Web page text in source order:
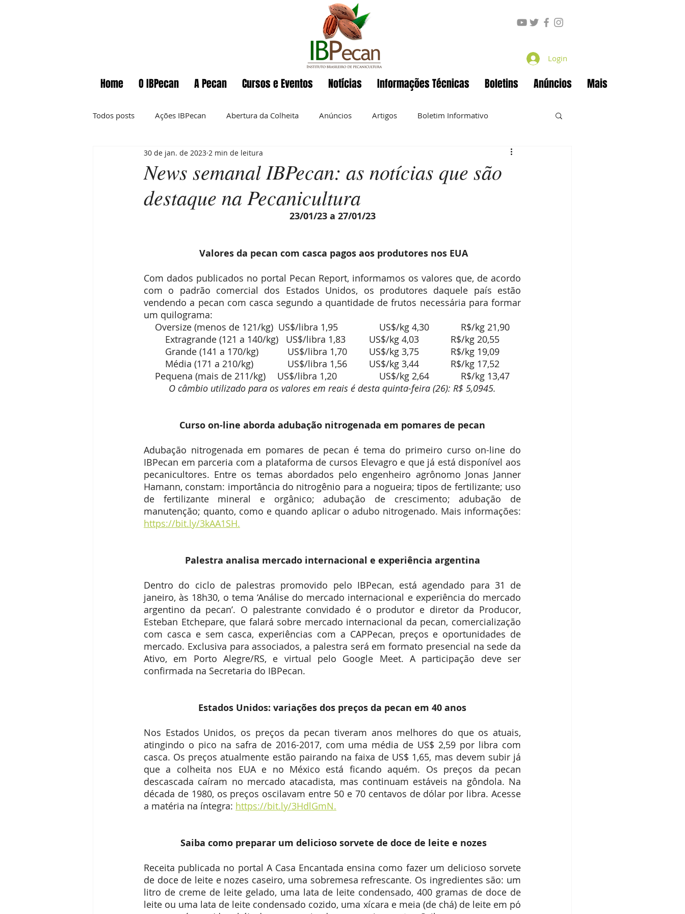
Login
Home O IBPecan A Pecan Cursos e Eventos Notícias Informações Técnicas Boletins Anúncios Mais
Todos posts Ações IBPecan Abertura da Colheita Anúncios Artigos Boletim Informativo
Comunicados Cursos Eventos
Informações técnicas News semanal Noz-pecan Notícias
Revista Brasil Pecan
News semanal IBPecan: as notícias que são
destaque na Pecanicultura
30 de jan. de 2023 2 min de leitura
23/01/23 a 27/01/23
Valores da pecan com casca pagos aos produtores nos EUA
Com dados publicados no portal Pecan Report, informamos os valores que, de acordo
com o padrão comercial dos Estados Unidos, os produtores daquele país estão
vendendo a pecan com casca segundo a quantidade de frutos necessária para formar
um quilograma:
Oversize (menos de 121/kg)  US$/libra 1,95        	US$/kg 4,30           	R$/kg 21,90
Extragrande (121 a 140/kg)   US$/libra 1,83        	US$/kg 4,03           	R$/kg 20,55
Grande (141 a 170/kg)       	US$/libra 1,70        	US$/kg 3,75           	R$/kg 19,09
Média (171 a 210/kg)         	US$/libra 1,56        	US$/kg 3,44           	R$/kg 17,52
Pequena (mais de 211/kg)  	US$/libra 1,20         	US$/kg 2,64           	R$/kg 13,47
O câmbio utilizado para os valores em reais é desta quinta-feira (26): R$ 5,0945.
Curso on-line aborda adubação nitrogenada em pomares de pecan
Adubação nitrogenada em pomares de pecan é tema do primeiro curso on-line do
IBPecan em parceria com a plataforma de cursos Elevagro e que já está disponível aos
pecanicultores. Entre os temas abordados pelo engenheiro agrônomo Jonas Janner
Hamann, constam: importância do nitrogênio para a nogueira; tipos de fertilizante; uso
de fertilizante mineral e orgânico; adubação de crescimento; adubação de
https://bit.ly/3kAA1SH.
Palestra analisa mercado internacional e experiência argentina
Dentro do ciclo de palestras promovido pelo IBPecan, está agendado para 31 de
janeiro, às 18h30, o tema ‘Análise do mercado internacional e experiência do mercado
argentino da pecan’. O palestrante convidado é o produtor e diretor da Producor,
Esteban Etchepare, que falará sobre mercado internacional da pecan, comercialização
com casca e sem casca, experiências com a CAPPecan, preços e oportunidades de
mercado. Exclusiva para associados, a palestra será em formato presencial na sede da
Ativo, em Porto Alegre/RS, e virtual pelo Google Meet. A participação deve ser
confirmada na Secretaria do IBPecan.
Estados Unidos: variações dos preços da pecan em 40 anos
Nos Estados Unidos, os preços da pecan tiveram anos melhores do que os atuais,
atingindo o pico na safra de 2016-2017, com uma média de US$ 2,59 por libra com
casca. Os preços atualmente estão pairando na faixa de US$ 1,65, mas devem subir já
que a colheita nos EUA e no México está ficando aquém. Os preços da pecan
descascada caíram no mercado atacadista, mas continuam estáveis na gôndola. Na
década de 1980, os preços oscilavam entre 50 e 70 centavos de dólar por libra. Acesse
a matéria na íntegra: https://bit.ly/3HdlGmN.
Saiba como preparar um delicioso sorvete de doce de leite e nozes
Receita publicada no portal A Casa Encantada ensina como fazer um delicioso sorvete
de doce de leite e nozes caseiro, uma sobremesa refrescante. Os ingredientes são: um
litro de creme de leite gelado, uma lata de leite condensado, 400 gramas de doce de
leite ou uma lata de leite condensado cozido, uma xícara e meia (de chá) de leite em pó